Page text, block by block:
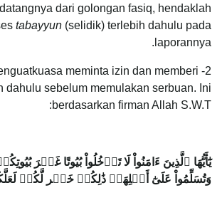
dari golongan fasiq, hendaklah
tabayyun (selidik) terlebih dahulu pada
laporannya.
meminta izin dan memberi
dahulu sebelum memulakan serbuan. Ini
berdasarkan firman Allah S.W.T:
يَٰٓأَيُّهَا ٱلَّذِينَ ءَامَنُواْ لَا تَدۡخُلُواْ بُيُوتًا غَيۡرَ
وَتُسَلِّمُواْ عَلَىٰٓ أَهۡلِهَاۚ ذَٰلِكُمۡ خَيۡر لَّكُمۡ